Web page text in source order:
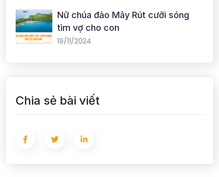
Nữ chúa đảo Mây Rút cưỡi sóng
tìm vợ cho con
19/11/2024
Chia sẻ bài viết